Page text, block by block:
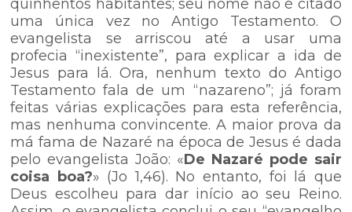
quinhentos habitantes; seu nome não é citado
uma única vez no Antigo Testamento. O
evangelista se arriscou até a usar uma
profecia “inexistente”, para explicar a ida de
Jesus para lá. Ora, nenhum texto do Antigo
Testamento fala de um “nazareno”; já foram
feitas várias explicações para esta referência,
mas nenhuma convincente. A maior prova da
má fama de Nazaré na época de Jesus é dada
pelo evangelista João: «De Nazaré pode sair
coisa boa?» (Jo 1,46). No entanto, foi lá que
Deus escolheu para dar início ao seu Reino.